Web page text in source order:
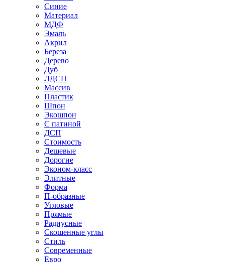
Синие
Материал
МДФ
Эмаль
Акрил
Береза
Дерево
Дуб
ЛДСП
Массив
Пластик
Шпон
Экошпон
С патиной
ДСП
Стоимость
Дешевые
Дорогие
Эконом-класс
Элитные
Форма
П-образные
Угловые
Прямые
Радиусные
Скошенные углы
Стиль
Современные
Евро